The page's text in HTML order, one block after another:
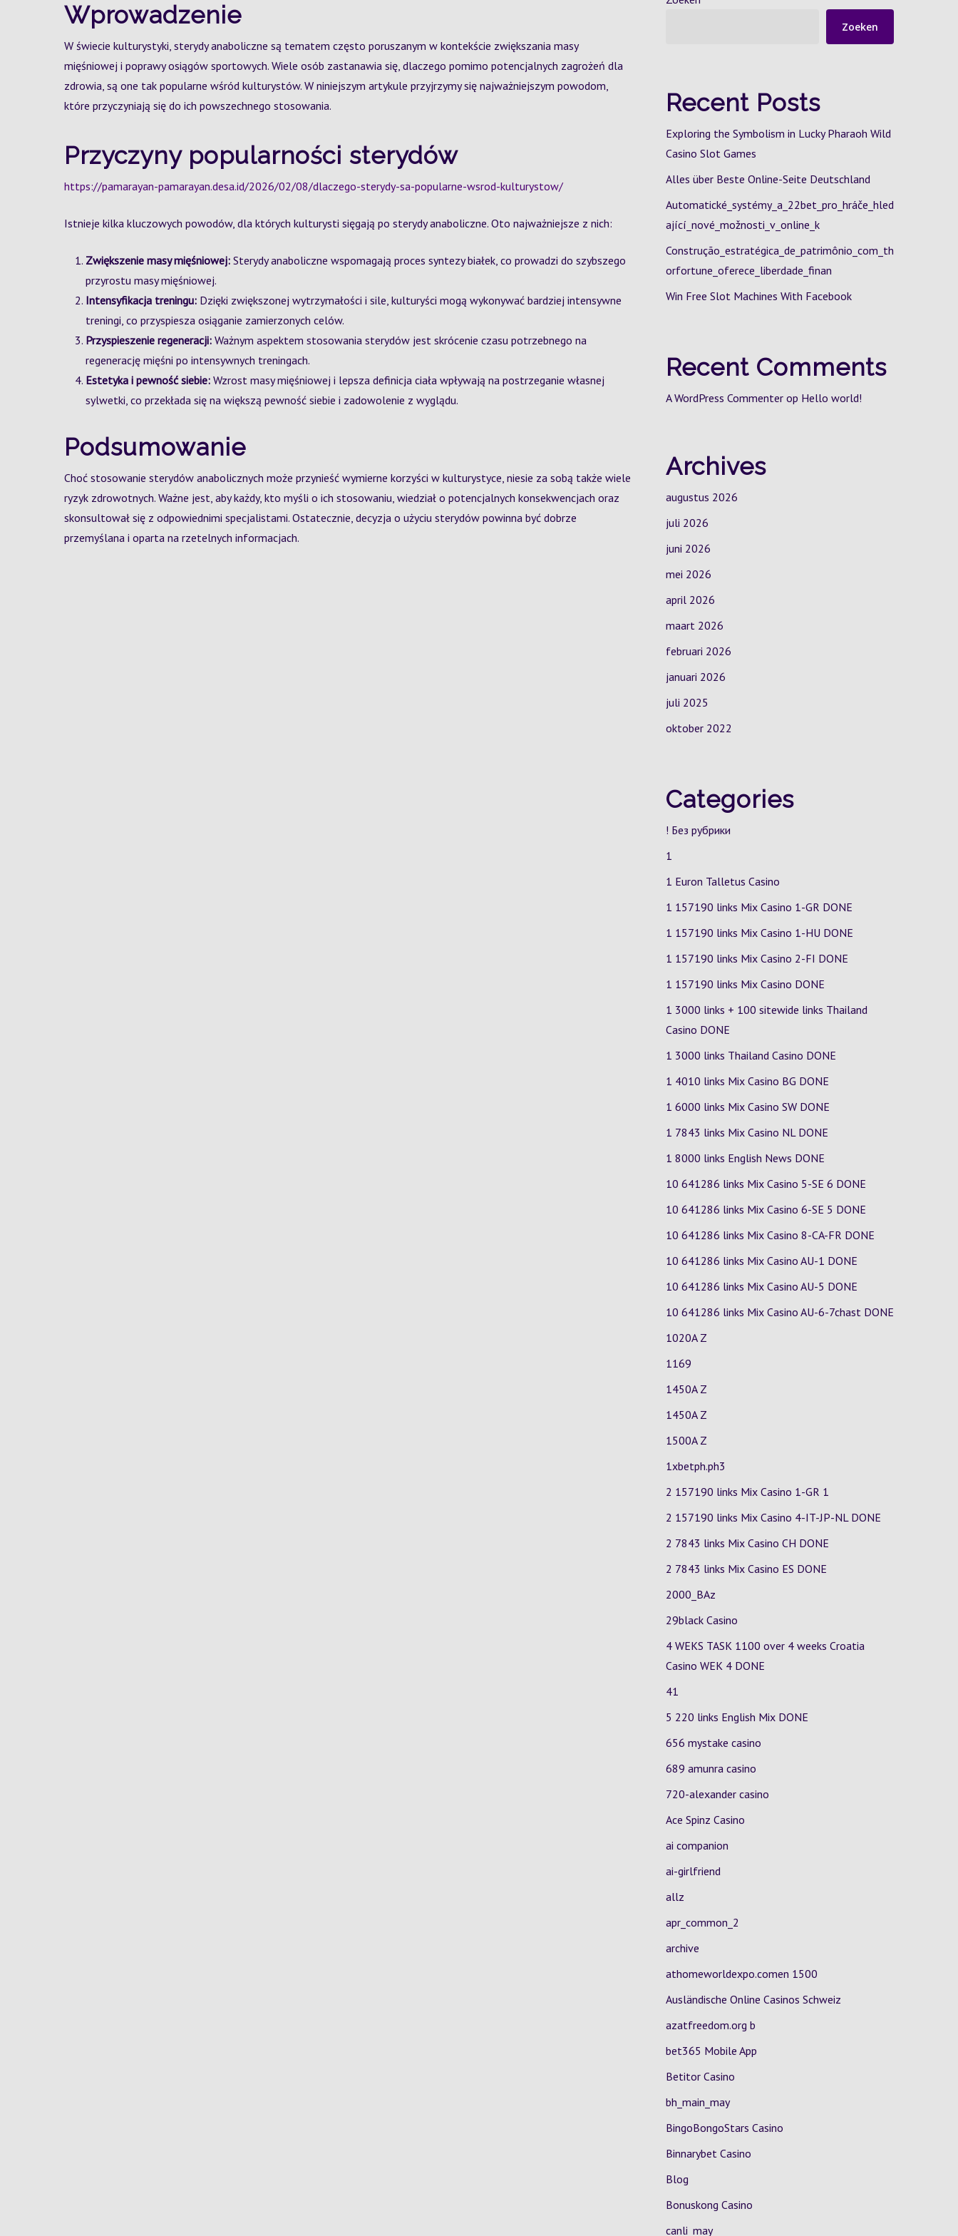
Wprowadzenie
W świecie kulturystyki, sterydy anaboliczne są tematem często poruszanym w kontekście zwiększania masy
mięśniowej i poprawy osiągów sportowych. Wiele osób zastanawia się, dlaczego pomimo potencjalnych zagrożeń dla
zdrowia, są one tak popularne wśród kulturystów. W niniejszym artykule przyjrzymy się najważniejszym powodom,
które przyczyniają się do ich powszechnego stosowania.
Przyczyny popularności sterydów
https://pamarayan-pamarayan.desa.id/2026/02/08/dlaczego-sterydy-sa-popularne-wsrod-kulturystow/
Istnieje kilka kluczowych powodów, dla których kulturysti sięgają po sterydy anaboliczne. Oto najważniejsze z nich:
Zwiększenie masy mięśniowej: Sterydy anaboliczne wspomagają proces syntezy białek, co prowadzi do szybszego
przyrostu masy mięśniowej.
Intensyfikacja treningu: Dzięki zwiększonej wytrzymałości i sile, kulturyści mogą wykonywać bardziej intensywne
treningi, co przyspiesza osiąganie zamierzonych celów.
Przyspieszenie regeneracji: Ważnym aspektem stosowania sterydów jest skrócenie czasu potrzebnego na
regenerację mięśni po intensywnych treningach.
Estetyka i pewność siebie: Wzrost masy mięśniowej i lepsza definicja ciała wpływają na postrzeganie własnej
sylwetki, co przekłada się na większą pewność siebie i zadowolenie z wyglądu.
Podsumowanie
Choć stosowanie sterydów anabolicznych może przynieść wymierne korzyści w kulturystyce, niesie za sobą także wiele
ryzyk zdrowotnych. Ważne jest, aby każdy, kto myśli o ich stosowaniu, wiedział o potencjalnych konsekwencjach oraz
skonsultował się z odpowiednimi specjalistami. Ostatecznie, decyzja o użyciu sterydów powinna być dobrze
przemyślana i oparta na rzetelnych informacjach.
Zoeken
Recent Posts
Exploring the Symbolism in Lucky Pharaoh Wild
Casino Slot Games
Alles über Beste Online-Seite Deutschland
Automatické_systémy_a_22bet_pro_hráče_hled
ající_nové_možnosti_v_online_k
Construção_estratégica_de_patrimônio_com_th
orfortune_oferece_liberdade_finan
Win Free Slot Machines With Facebook
Recent Comments
A WordPress Commenterop Hello world!
Archives
augustus 2026
juli 2026
juni 2026
mei 2026
april 2026
maart 2026
februari 2026
januari 2026
juli 2025
oktober 2022
Categories
! Без рубрики
1
1 Euron Talletus Casino
1 157190 links Mix Casino 1-GR DONE
1 157190 links Mix Casino 1-HU DONE
1 157190 links Mix Casino 2-FI DONE
1 157190 links Mix Casino DONE
1 3000 links + 100 sitewide links Thailand
Casino DONE
1 3000 links Thailand Casino DONE
1 4010 links Mix Casino BG DONE
1 6000 links Mix Casino SW DONE
1 7843 links Mix Casino NL DONE
1 8000 links English News DONE
10 641286 links Mix Casino 5-SE 6 DONE
10 641286 links Mix Casino 6-SE 5 DONE
10 641286 links Mix Casino 8-CA-FR DONE
10 641286 links Mix Casino AU-1 DONE
10 641286 links Mix Casino AU-5 DONE
10 641286 links Mix Casino AU-6-7chast DONE
1020A Z
1169
1450A Z
1450A Z
1500A Z
1xbetph.ph3
2 157190 links Mix Casino 1-GR 1
2 157190 links Mix Casino 4-IT-JP-NL DONE
2 7843 links Mix Casino CH DONE
2 7843 links Mix Casino ES DONE
2000_BAz
29black Casino
4 WEKS TASK 1100 over 4 weeks Croatia
Casino WEK 4 DONE
41
5 220 links English Mix DONE
656 mystake casino
689 amunra casino
720-alexander casino
Ace Spinz Casino
ai companion
ai-girlfriend
allz
apr_common_2
archive
athomeworldexpo.comen 1500
Ausländische Online Casinos Schweiz
azatfreedom.org b
bet365 Mobile App
Betitor Casino
bh_main_may
BingoBongoStars Casino
Binnarybet Casino
Blog
Bonuskong Casino
canli_may